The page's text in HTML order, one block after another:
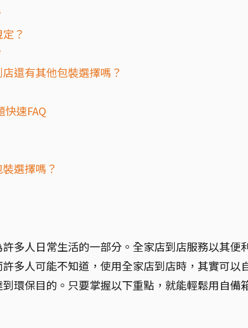
？
還有其他包裝選擇嗎？
速FAQ
選擇嗎？
多人日常生活的一部分。全家店到店服務以其便
多人可能不知道，使用全家店到店時，其實可以
環保目的。只要掌握以下重點，就能輕鬆用自備